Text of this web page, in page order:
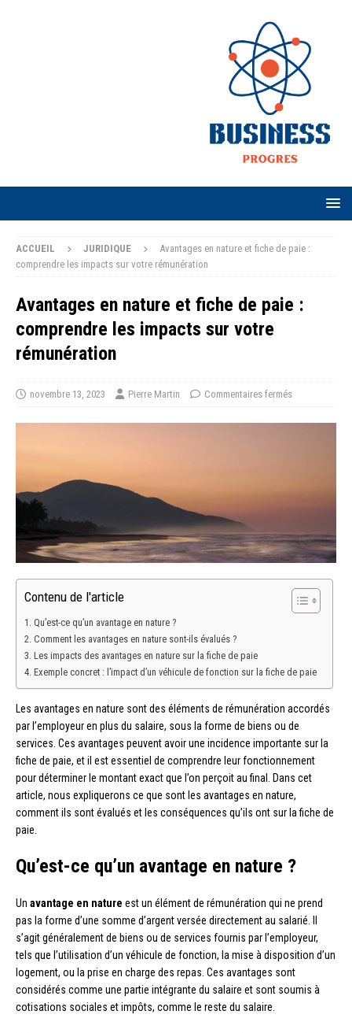
ACCUEIL JURIDIQUE
Avantages en nature et fiche de paie :
comprendre les impacts sur votre rémunération
Avantages en nature et fiche de paie :
comprendre les impacts sur votre
rémunération
novembre 13, 2023 Pierre Martin Commentaires fermés
Contenu de l'article
Qu’est-ce qu’un avantage en nature ?
Comment les avantages en nature sont-ils évalués ?
Les impacts des avantages en nature sur la fiche de paie
Exemple concret : l’impact d’un véhicule de fonction sur la fiche de paie
Les avantages en nature sont des éléments de rémunération accordés
par l’employeur en plus du salaire, sous la forme de biens ou de
services. Ces avantages peuvent avoir une incidence importante sur la
fiche de paie, et il est essentiel de comprendre leur fonctionnement
pour déterminer le montant exact que l’on perçoit au final. Dans cet
article, nous expliquerons ce que sont les avantages en nature,
comment ils sont évalués et les conséquences qu’ils ont sur la fiche de
paie.
Qu’est-ce qu’un avantage en nature ?
Un avantage en nature est un élément de rémunération qui ne prend
pas la forme d’une somme d’argent versée directement au salarié. Il
s’agit généralement de biens ou de services fournis par l’employeur,
tels que l’utilisation d’un véhicule de fonction, la mise à disposition d’un
logement, ou la prise en charge des repas. Ces avantages sont
considérés comme une partie intégrante du salaire et sont soumis à
cotisations sociales et impôts, comme le reste du salaire.